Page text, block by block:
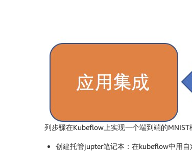
列步骤在Kubeflow上实现一个端到端的
创建托管jupter笔记本：在kubeflow中用自